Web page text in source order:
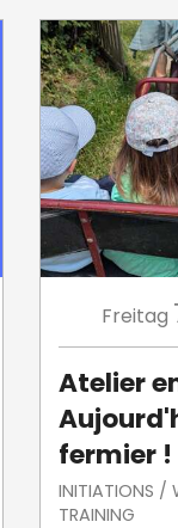
Freitag
Atelier
fermier !
INITIATIONS /
TRAINING